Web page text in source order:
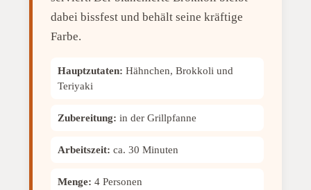
dabei bissfest und behält seine kräftige
Farbe.
Hauptzutaten: Hähnchen, Brokkoli und
Teriyaki
Zubereitung: in der Grillpfanne
Arbeitszeit: ca. 30 Minuten
Menge: 4 Personen